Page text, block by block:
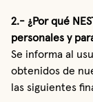
2.- ¿Por qué
personales y
Se informa al
obtenidos de
las siguientes